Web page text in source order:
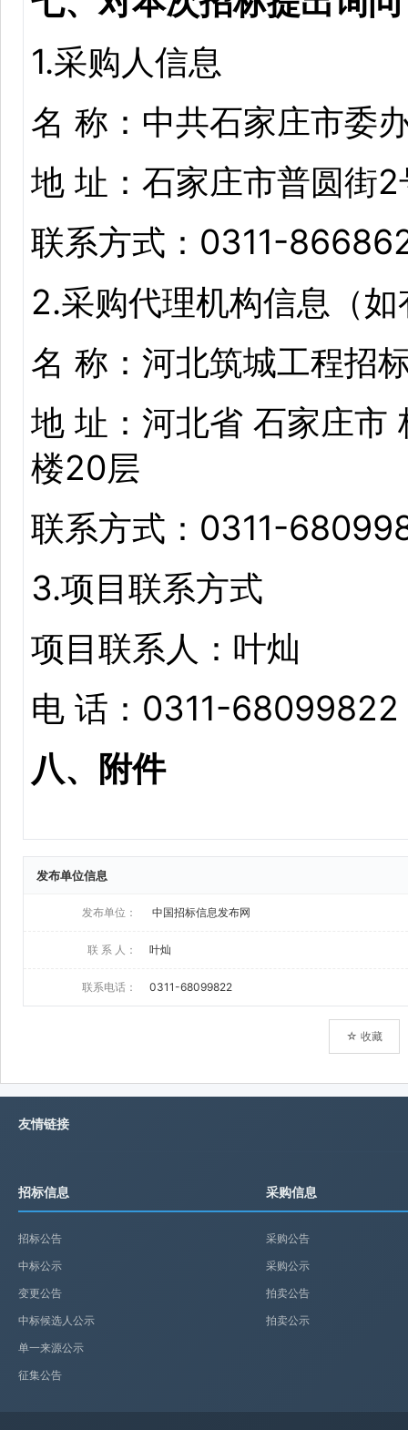
发布单位信息
发布单位： 中国招标信息发布网
联 系 人： 叶灿
联系电话： 0311-68099822
☆ 收藏
友情链接
招标信息
招标公告
中标公示
变更公告
中标候选人公示
单一来源公示
征集公告
采购信息
采购公告
采购公示
拍卖公告
拍卖公示